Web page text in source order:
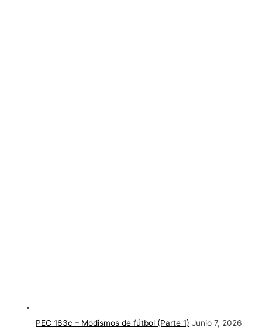
PEC 163c – Modismos de fútbol (Parte 1) Junio 7, 2026